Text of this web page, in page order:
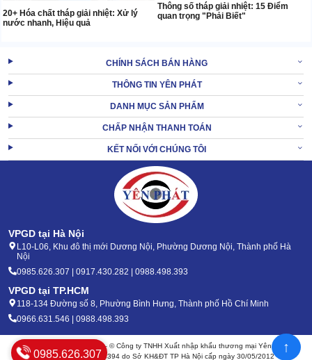
20+ Hóa chất tháp giải nhiệt: Xử lý
nước nhanh, Hiệu quả
Thông số tháp giải nhiệt: 15 Điểm
quan trọng "Phải Biết"
CHÍNH SÁCH BÁN HÀNG
THÔNG TIN YÊN PHÁT
DANH MỤC SẢN PHẨM
CHẤP NHẬN THANH TOÁN
KẾT NỐI VỚI CHÚNG TÔI
VPGD tại Hà Nội
L10-L06, Khu đô thị mới Dương Nội, Phường Dương Nội, Thành phố Hà
Nội
0985.626.307 | 0917.430.282 | 0988.498.393
VPGD tại TP.HCM
118-134 Đường số 8, Phường Bình Hưng, Thành phố Hồ Chí Minh
0966.631.546 | 0988.498.393
Bản quyền 2020 - 2026 – © Công ty TNHH Xuất nhập khẩu thương mại Yên Phát
Mã số thuế: 0105904394 do Sở KH&ĐT TP Hà Nội cấp ngày 30/05/2012
0985.626.307 ↑